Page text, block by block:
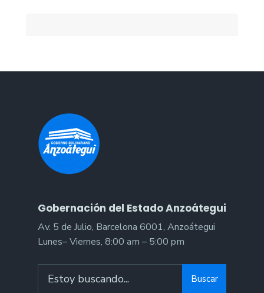
Gobernación del Estado Anzoátegui
Av. 5 de Julio, Barcelona 6001, Anzoátegui
Lunes– Viernes, 8:00 am – 5:00 pm
for:
Buscar